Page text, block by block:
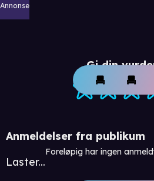
Annonse
Gi din
Anmeldelser fra publikum
Laster...
Foreløpig har ingen